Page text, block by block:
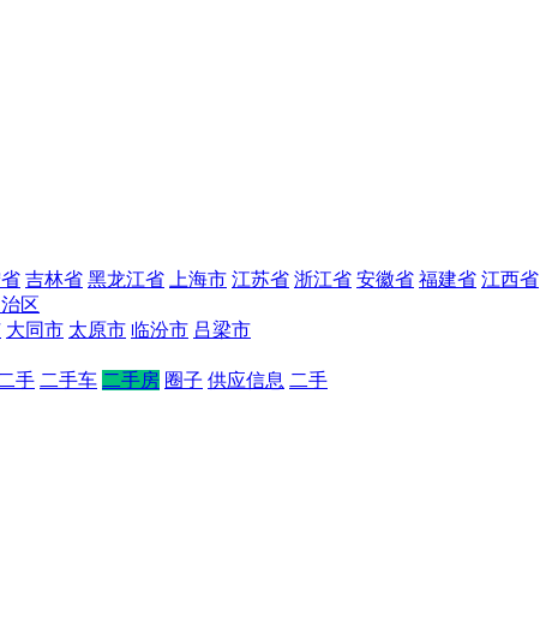
吉林省 黑龙江省 上海市 江苏省 浙江省 安徽省 福建省 江西省
区
大同市 太原市 临汾市 吕梁市
手 二手车 二手房 圈子 供应信息 二手